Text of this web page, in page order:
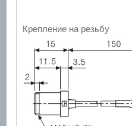
Крепление на резьбу